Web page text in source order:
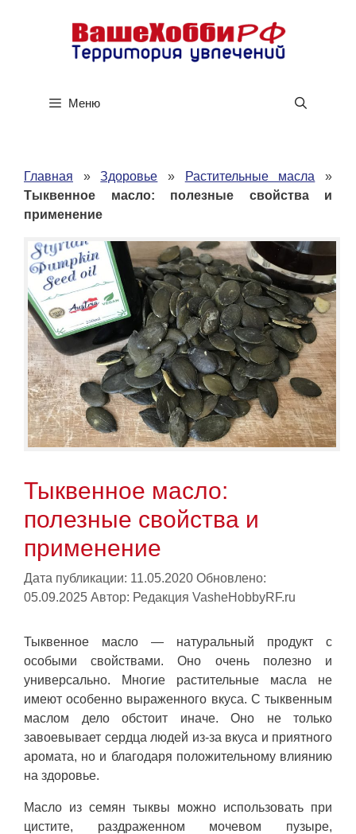
содержимому
Меню
Главная »Здоровье » Растительные масла »
Тыквенное масло: полезные свойства и
применение
Тыквенное масло:
полезные свойства и
применение
Дата публикации: 11.05.2020 Обновлено:
05.09.2025 Автор: Редакция VasheHobbyRF.ru
Тыквенное масло — натуральный продукт с
особыми свойствами. Оно очень полезно и
универсально. Многие растительные масла не
имеют особенно выраженного вкуса. С тыквенным
маслом дело обстоит иначе. Оно не только
завоевывает сердца людей из-за вкуса и приятного
аромата, но и благодаря положительному влиянию
на здоровье.
Масло из семян тыквы можно использовать при
цистите, раздраженном мочевом пузыре,